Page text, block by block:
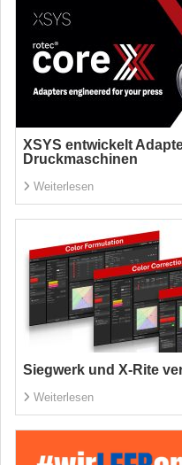
XSYS entwickelt
Druckmaschinen
Weiterlesen
Siegwerk und X-Rite
Weiterlesen